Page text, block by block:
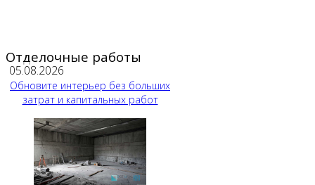
Отделочные работы
05.08.2026
Обновите интерьер без больших
затрат и капитальных работ